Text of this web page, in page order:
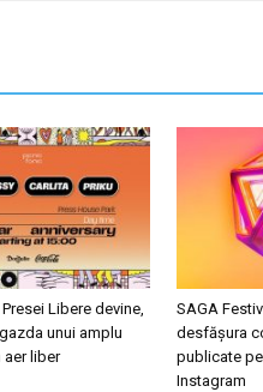
Libere devine,
unui amplu
aer liber
SAGA
desfășura
publicate
Instagram